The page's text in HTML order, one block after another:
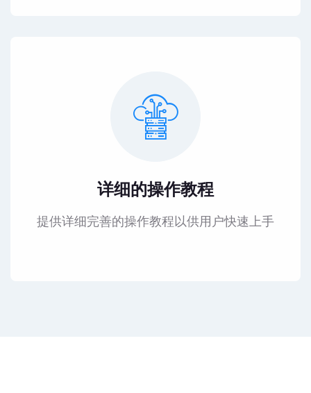
详细的操作教程
提供详细完善的操作教程以供用户快速上手